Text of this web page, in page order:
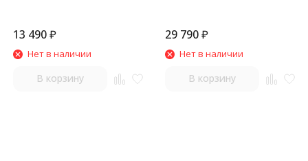
13 490₽
Нет в наличии
В корзину
29 790₽
Нет в наличии
В корзину